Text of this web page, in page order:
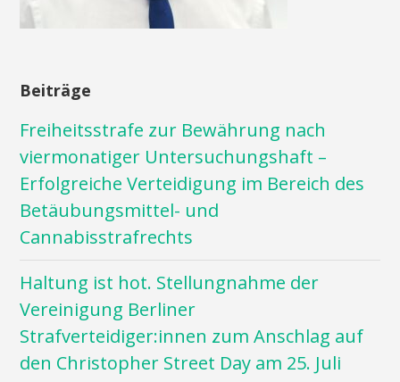
Beiträge
Freiheitsstrafe zur Bewährung nach
viermonatiger Untersuchungshaft –
Erfolgreiche Verteidigung im Bereich des
Betäubungsmittel- und
Cannabisstrafrechts
Haltung ist hot. Stellungnahme der
Vereinigung Berliner
Strafverteidiger:innen zum Anschlag auf
den Christopher Street Day am 25. Juli